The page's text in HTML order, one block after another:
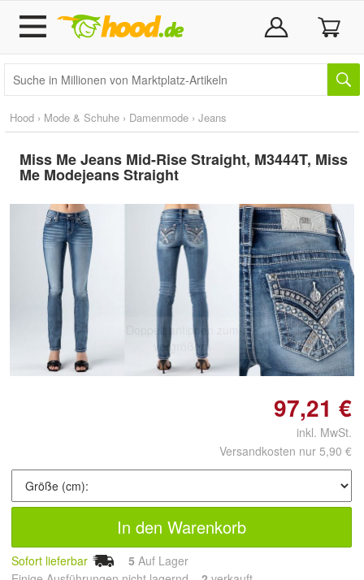
Hood › Mode & Schuhe › Damenmode › Jeans
Miss Me Jeans Mid-Rise Straight, M3444T, Miss
Me Modejeans Straight
Doppelt antippen zum
vergrößern
97,21 €
inkl. MwSt.
Versandkosten nur 5,90 €
In den Warenkorb
Sofort lieferbar 5 Auf Lager